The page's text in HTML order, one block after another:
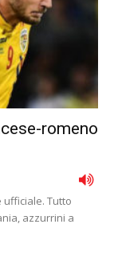
romeno
ufficiale. Tutto
azzurrini a